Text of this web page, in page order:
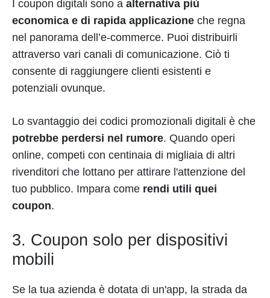
I coupon digitali sono a alternativa più
economica e di rapida applicazione che regna
nel panorama dell’e-commerce. Puoi distribuirli
attraverso vari canali di comunicazione. Ciò ti
consente di raggiungere clienti esistenti e
potenziali ovunque.
Lo svantaggio dei codici promozionali digitali è che
potrebbe perdersi nel rumore. Quando operi
online, competi con centinaia di migliaia di altri
rivenditori che lottano per attirare l'attenzione del
tuo pubblico. Impara come rendi utili quei
coupon.
3. Coupon solo per dispositivi
mobili
Se la tua azienda è dotata di un'app, la strada da